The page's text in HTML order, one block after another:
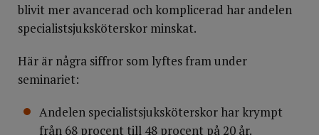
blivit mer avancerad och komplicerad har andelen
specialistsjuksköterskor minskat.
Här är några siffror som lyftes fram under
seminariet:
Andelen specialistsjuksköterskor har krympt
från 68 procent till 48 procent på 20 år.